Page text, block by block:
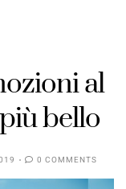
al
bello
0 COMMENTS